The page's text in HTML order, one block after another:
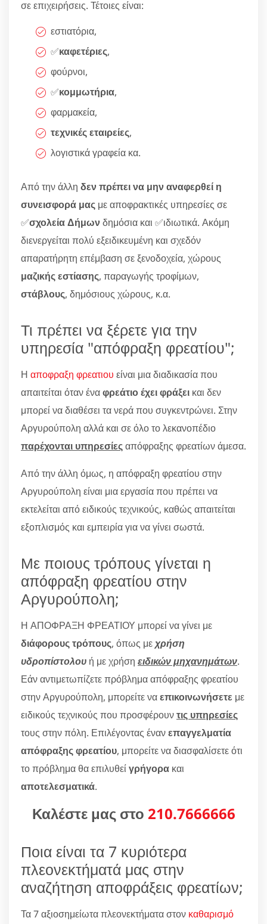
σε επιχειρήσεις. Τέτοιες είναι:
εστιατόρια,
✅καφετέριες,
φούρνοι,
✅κομμωτήρια,
φαρμακεία,
τεχνικές εταιρείες,
λογιστικά γραφεία κα.
Από την άλλη δεν πρέπει να μην αναφερθεί η
συνεισφορά μας με αποφρακτικές υπηρεσίες σε
✅σχολεία Δήμωνδημόσια και ✅ιδιωτικά. Ακόμη
διενεργείται πολύ εξειδικευμένη και σχεδόν
απαρατήρητη επέμβαση σε ξενοδοχεία, χώρους
μαζικής εστίασης, παραγωγής τροφίμων,
στάβλους, δημόσιους χώρους, κ.α.
Τι πρέπει να ξέρετε για την
υπηρεσία "απόφραξη φρεατίου";
Η αποφραξη φρεατιου είναι μια διαδικασία που
απαιτείται όταν έναφρεάτιο έχει φράξει και δεν
μπορεί να διαθέσει τα νερά που συγκεντρώνει. Στην
Αργυρούπολη αλλά και σε όλο το λεκανοπέδιο
παρέχονται υπηρεσίεςαπόφραξης φρεατίων άμεσα.
Από την άλλη όμως, η απόφραξη φρεατίου στην
Αργυρούπολη είναι μια εργασία που πρέπει να
εκτελείται από ειδικούς τεχνικούς, καθώς απαιτείται
εξοπλισμός και εμπειρία για να γίνει σωστά.
Με ποιους τρόπους γίνεται η
απόφραξη φρεατίου στην
Αργυρούπολη;
Η ΑΠΟΦΡΑΞΗ ΦΡΕΑΤΙΟΥ μπορεί να γίνει με
διάφορους τρόπους, όπως με χρήση
υδροπίστολου ή με χρήση ειδικών μηχανημάτων.
Εάν αντιμετωπίζετε πρόβλημα απόφραξης φρεατίου
στην Αργυρούπολη, μπορείτε ναεπικοινωνήσετε με
ειδικούς τεχνικούς που προσφέρουντις υπηρεσίες
τους στην πόλη. Επιλέγοντας ένανεπαγγελματία
απόφραξης φρεατίου, μπορείτε να διασφαλίσετε ότι
το πρόβλημα θα επιλυθείγρήγορα και
αποτελεσματικά.
Καλέστε μας στο 210.7666666
Ποια είναι τα 7 κυριότερα
πλεονεκτήματά μας στην
αναζήτηση αποφράξεις φρεατίων;
Τα 7 αξιοσημείωτα πλεονεκτήματα στον καθαρισμό